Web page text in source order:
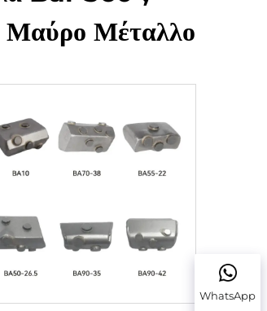
Μαύρο Μέταλλο
WhatsApp